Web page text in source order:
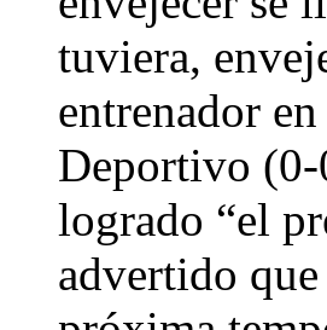
tuviera,
entrenador
Deportivo (0-
logrado “el
advertido